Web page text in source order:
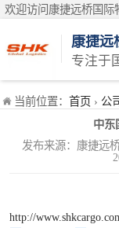
欢迎访问康捷远桥国际
当前位置： 首页 › 公
中东
发布来源：康捷
http://
日本空运
韩国空运
印度空运